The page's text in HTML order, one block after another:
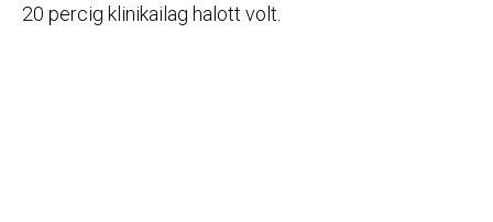
20 percig klinikailag halott volt.